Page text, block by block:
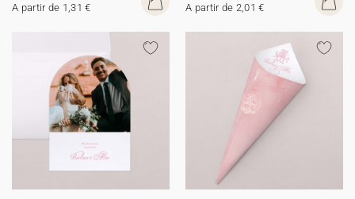
A partir de 1,31 €
A partir de 2,01 €